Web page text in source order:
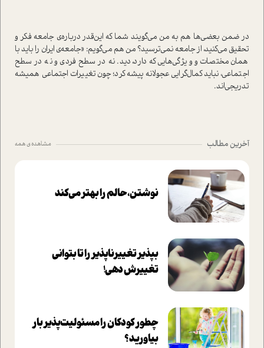
در ضمن بعضی‌ها هم به من می‌گویند شما که این‌قدر درباره‌ی جامعه فکر و
تحقیق می‌‌کنید، از جامعه نمی‌ترسید؟ من هم می‌گویم: «جامعه‌ی ایران را باید با
همان مختصات و ویژگی‌هایی که دارد، دید. نه در سطح فردی و نه در سطح
اجتماعی، نباید کمال‌گرایی عجولانه پیشه کرد؛ چون تغییرات اجتماعی همیشه
تدریجی‌اند.
آخرین مطالب مشاهده ی همه
نوشتن، حالم را بهتر می‌کند
بپذير تغييرناپذير را تا بتواني
تغييرش دهي!‏
چطور کودکان را مسئولیت‌پذیر بار
بیاورید؟